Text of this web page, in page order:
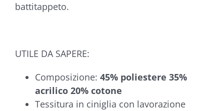
battitappeto.
UTILE DA SAPERE:
Composizione: 45% poliestere 35%
acrilico 20% cotone
Tessitura in ciniglia con lavorazione